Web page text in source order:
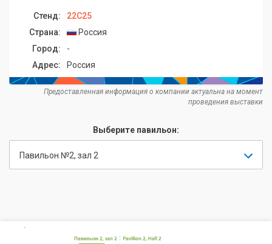
Стенд:
22C25
Страна:
Россия
Город:
-
Адрес:
Россия
Предоставленная информация о компании актуальна на момент
проведения выставки
Выберите павильон:
Павильон №2, зал 2